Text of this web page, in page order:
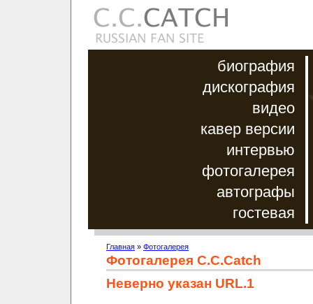
биография
дискография
видео
кавер версии
интервью
фотогалерея
автографы
гостевая
Главная » Фотогалерея
Фотогалерея C.C.Catch
Неверно указан URL.1